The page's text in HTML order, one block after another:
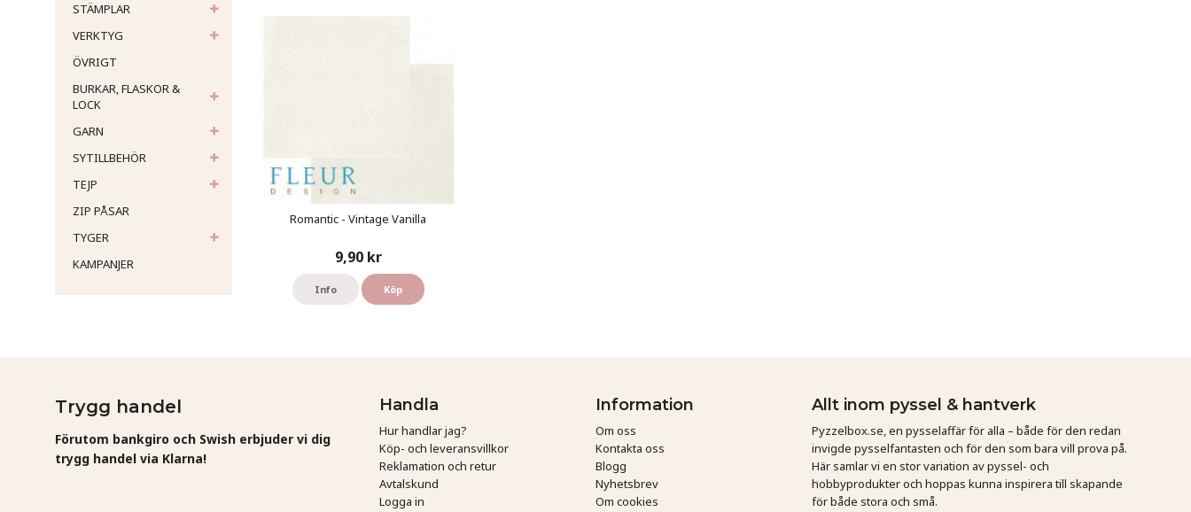
STÄMPLAR
VERKTYG
ÖVRIGT
BURKAR, FLASKOR &
LOCK
GARN
SYTILLBEHÖR
TEJP
ZIP PÅSAR
TYGER
KAMPANJER
Romantic - Vintage Vanilla
9,90 kr
Info Köp
Trygg handel
Förutom bankgiro och Swish erbjuder vi dig
trygg handel via Klarna!
Handla
Hur handlar jag?
Köp- och leveransvillkor
Reklamation och retur
Avtalskund
Logga in
Information
Om oss
Kontakta oss
Blogg
Nyhetsbrev
Om cookies
Allt inom pyssel & hantverk
Pyzzelbox.se, en pysselaffär för alla – både för den redan
invigde pysselfantasten och för den som bara vill prova på.
Här samlar vi en stor variation av pyssel- och
hobbyprodukter och hoppas kunna inspirera till skapande
för både stora och små.